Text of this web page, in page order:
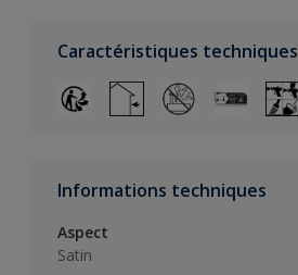
Caractéristiques techniques
Informations techniques
Aspect
Satin